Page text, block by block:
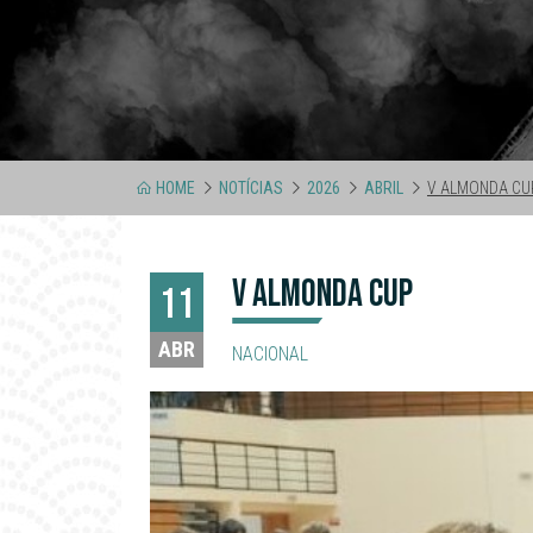
HOME NOTÍCIAS 2026 ABRIL V ALMONDA
11
ABR
V ALMONDA CUP
NACIONAL